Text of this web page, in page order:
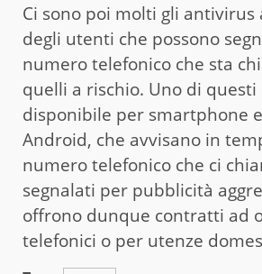
Ci sono poi molti gli antivirus
degli utenti che possono
numero telefonico che sta
quelli a rischio. Uno di questi
disponibile per smartphone
Android, che avvisano in
numero telefonico che ci
segnalati per pubblicità
offrono dunque contratti ad
telefonici o per utenze